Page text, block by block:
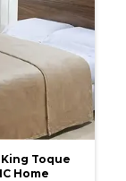
Toque
Home